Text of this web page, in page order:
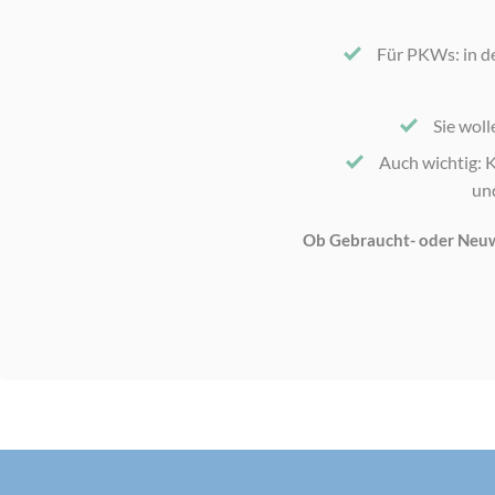
Für PKWs: in
Sie
Auch wichtig:
Ob Gebraucht- oder